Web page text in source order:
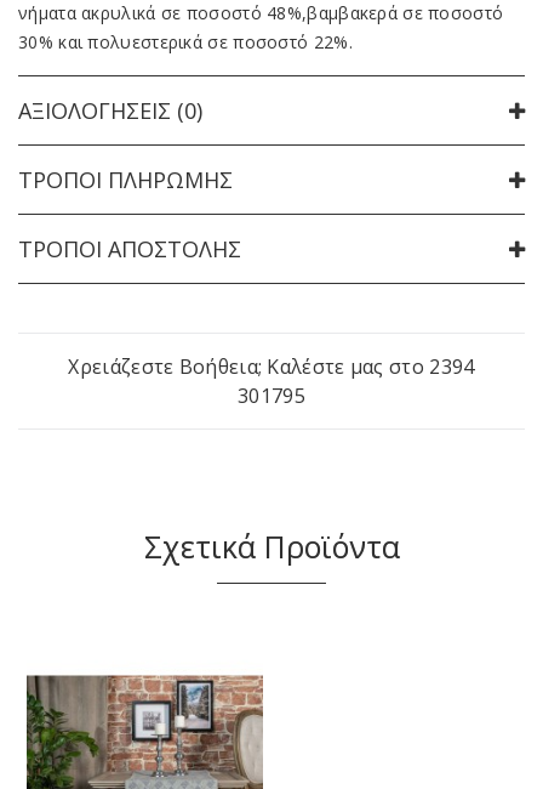
νήματα ακρυλικά σε ποσοστό 48%,βαμβακερά σε ποσοστό
30% και πολυεστερικά σε ποσοστό 22%.
ΑΞΙΟΛΟΓΉΣΕΙΣ (0)
ΤΡΌΠΟΙ ΠΛΗΡΩΜΉΣ
ΤΡΌΠΟΙ ΑΠΟΣΤΟΛΉΣ
Χρειάζεστε Βοήθεια; Καλέστε μας στο 2394
301795
Σχετικά Προϊόντα